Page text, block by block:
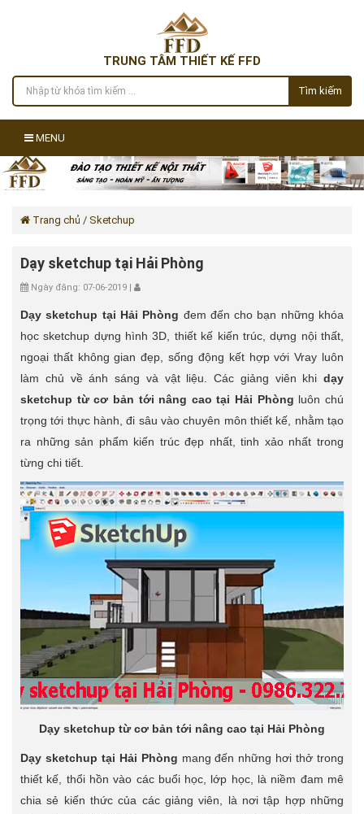
TRUNG TÂM THIẾT KẾ FFD
Tìm kiếm
MENU
Trang chủ / Sketchup
Dạy sketchup tại Hải Phòng
Ngày đăng: 07-06-2019 |
Dạy sketchup tại Hải Phòng đem đến cho bạn những khóa
học sketchup dựng hình 3D, thiết kế kiến trúc, dựng nội thất,
ngoại thất không gian đẹp, sống động kết hợp với Vray luôn
làm chủ về ánh sáng và vật liệu. Các giảng viên khi dạy
sketchup từ cơ bản tới nâng cao tại Hải Phòng luôn chú
trọng tới thực hành, đi sâu vào chuyên môn thiết kế, nhằm tạo
ra những sản phẩm kiến trúc đẹp nhất, tinh xảo nhất trong
từng chi tiết.
Dạy sketchup từ cơ bản tới nâng cao tại Hải Phòng
Dạy sketchup tại Hải Phòng mang đến những hơi thở trong
thiết kế, thổi hồn vào các buổi học, lớp học, là niềm đam mê
chia sẻ kiến thức của các giảng viên, là nơi tập hợp những